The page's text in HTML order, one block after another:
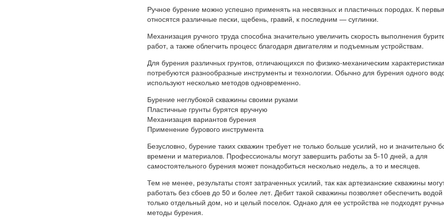
Ручное бурение можно успешно применять на несвязных и пластичных породах. К
относятся различные пески, щебень, гравий, к последним — суглинки.
Механизация ручного труда способна значительно увеличить скорость выполнения
работ, а также облегчить процесс благодаря двигателям и подъемным устройствам.
Для бурения различных грунтов, отличающихся по физико-механическим
потребуются разнообразные инструменты и технологии. Обычно для бурения одного
используют несколько методов одновременно.
Бурение неглубокой скважины своими руками
Пластичные грунты бурятся вручную
Механизация вариантов бурения
Применение бурового инструмента
Безусловно, бурение таких скважин требует не только больше усилий, но и значительно
времени и материалов. Профессионалы могут завершить работы за 5-10 дней, а для
самостоятельного бурения может понадобиться несколько недель, а то и месяцев.
Тем не менее, результаты стоят затраченных усилий, так как артезианские скважины
работать без сбоев до 50 и более лет. Дебит такой скважины позволяет обеспечить
только отдельный дом, но и целый поселок. Однако для ее устройства не подходят
методы бурения.